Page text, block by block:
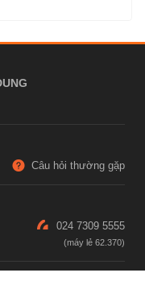
Câu hỏi thường gặp
024 7309 5555